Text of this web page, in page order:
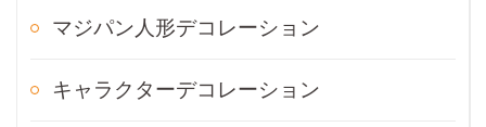
マジパン人形デコレーション
キャラクターデコレーション